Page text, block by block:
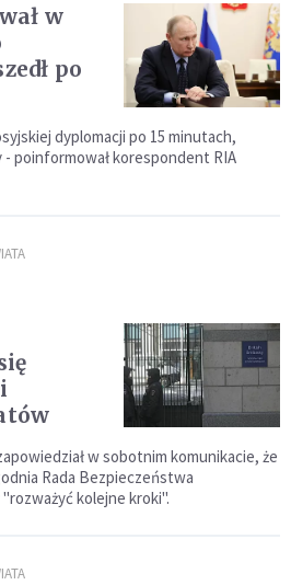
w
po
dyplomacji po 15 minutach,
poinformował korespondent RIA
w sobotnim komunikacie, że
Rada Bezpieczeństwa
kolejne kroki".